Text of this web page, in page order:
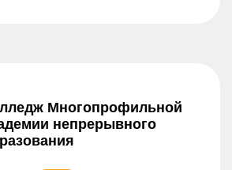
Многопрофильной
непрерывного